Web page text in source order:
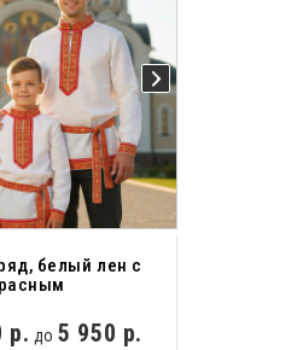
белый лен с
р. до5 950 р.